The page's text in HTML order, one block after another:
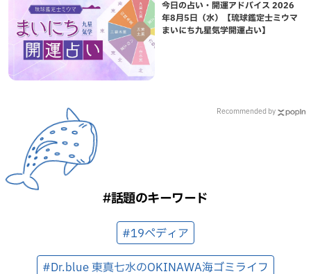
今日の占い・開運アドバイス 2026
年8月5日（水）【琉球鑑定士ミウマ
まいにち九星気学開運占い】
Recommended by
#話題のキーワード
#19ペディア
#Dr.blue 東真七水のOKINAWA海ゴミライフ